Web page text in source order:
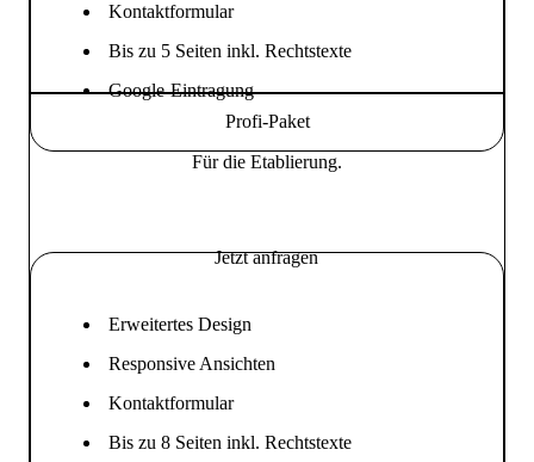
Kontaktformular
Bis zu 5 Seiten inkl. Rechtstexte
Google-Eintragung
Profi-Paket
Für die Etablierung.
Jetzt anfragen
Erweitertes Design
Responsive Ansichten
Kontaktformular
Bis zu 8 Seiten inkl. Rechtstexte